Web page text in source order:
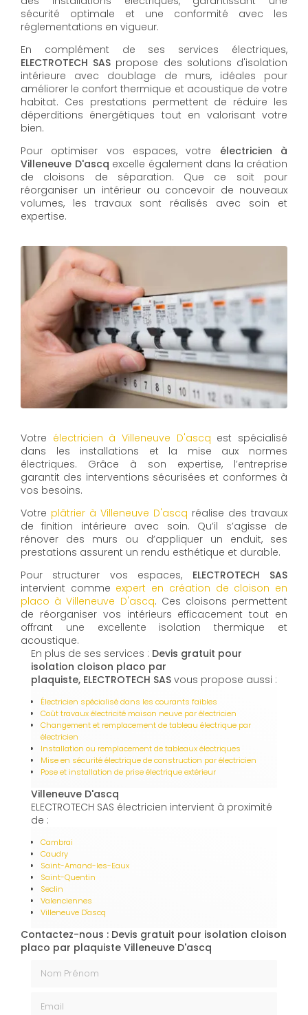
sécurité optimale et une conformité avec les
réglementations en vigueur.
En complément de ses services électriques,
ELECTROTECH SAS propose des solutions d'isolation
intérieure avec doublage de murs, idéales pour
améliorer le confort thermique et acoustique de votre
habitat. Ces prestations permettent de réduire les
déperditions énergétiques tout en valorisant votre
bien.
Pour optimiser vos espaces, votre électricien à
Villeneuve D'ascq excelle également dans la création
de cloisons de séparation. Que ce soit pour
réorganiser un intérieur ou concevoir de nouveaux
volumes, les travaux sont réalisés avec soin et
expertise.
Votre électricien à Villeneuve D'ascq est spécialisé
dans les installations et la mise aux normes
électriques. Grâce à son expertise, l’entreprise
garantit des interventions sécurisées et conformes à
vos besoins.
Votre plâtrier à Villeneuve D'ascq réalise des travaux
de finition intérieure avec soin. Qu’il s’agisse de
rénover des murs ou d’appliquer un enduit, ses
prestations assurent un rendu esthétique et durable.
Pour structurer vos espaces, ELECTROTECH SAS
intervient comme expert en création de cloison en
placo à Villeneuve D'ascq. Ces cloisons permettent
de réorganiser vos intérieurs efficacement tout en
offrant une excellente isolation thermique et
acoustique.
En plus de ses services : Devis gratuit pour
isolation cloison placo par
plaquiste, ELECTROTECH SAS vous propose aussi :
Électricien spécialisé dans les courants faibles
Coût travaux électricité maison neuve par électricien
Changement et remplacement de tableau électrique par
électricien
Installation ou remplacement de tableaux électriques
Mise en sécurité électrique de construction par électricien
Pose et installation de prise électrique extérieur
Villeneuve D'ascq
ELECTROTECH SAS électricien intervient à proximité
de :
Cambrai
Caudry
Saint-Amand-les-Eaux
Saint-Quentin
Seclin
Valenciennes
Villeneuve D'ascq
Contactez-nous : Devis gratuit pour isolation cloison
placo par plaquiste Villeneuve D'ascq